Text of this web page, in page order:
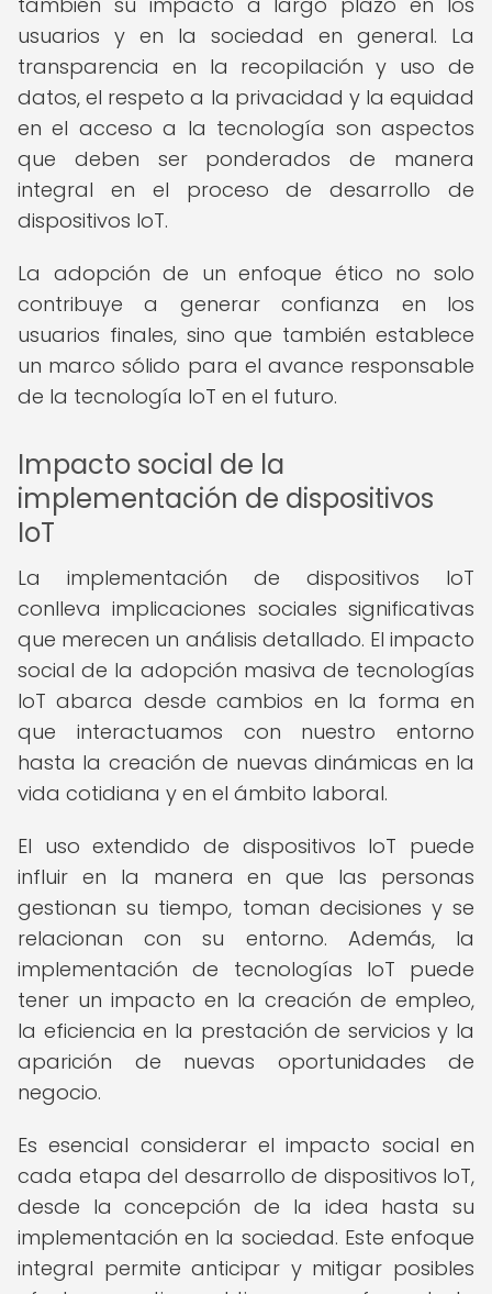
usuarios y en la sociedad en general. La
transparencia en la recopilación y uso de
datos, el respeto a la privacidad y la equidad
en el acceso a la tecnología son aspectos
que deben ser ponderados de manera
integral en el proceso de desarrollo de
dispositivos IoT.
La adopción de un enfoque ético no solo
contribuye a generar confianza en los
usuarios finales, sino que también establece
un marco sólido para el avance responsable
de la tecnología IoT en el futuro.
Impacto social de la
implementación de dispositivos
IoT
La implementación de dispositivos IoT
conlleva implicaciones sociales significativas
que merecen un análisis detallado. El impacto
social de la adopción masiva de tecnologías
IoT abarca desde cambios en la forma en
que interactuamos con nuestro entorno
hasta la creación de nuevas dinámicas en la
vida cotidiana y en el ámbito laboral.
El uso extendido de dispositivos IoT puede
influir en la manera en que las personas
gestionan su tiempo, toman decisiones y se
relacionan con su entorno. Además, la
implementación de tecnologías IoT puede
tener un impacto en la creación de empleo,
la eficiencia en la prestación de servicios y la
aparición de nuevas oportunidades de
negocio.
Es esencial considerar el impacto social en
cada etapa del desarrollo de dispositivos IoT,
desde la concepción de la idea hasta su
implementación en la sociedad. Este enfoque
integral permite anticipar y mitigar posibles